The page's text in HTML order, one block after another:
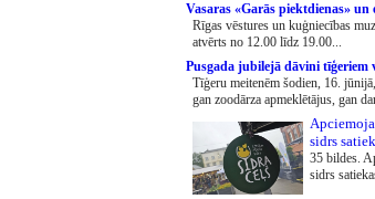
Vasaras «Garās piektdienas»
Rīgas vēstures un kuģniecības
atvērts no 12.00 līdz 19.00...
Pusgada jubilejā dāvini tīģeriem
Tīģeru meitenēm šodien, 16.
gan zoodārza apmeklētājus, gan
sidrs
35 bildes.
sidrs